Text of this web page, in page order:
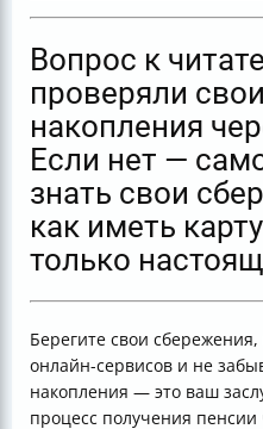
Вопрос к
проверяли
накопления
Если нет —
знать свои
как иметь
только
Берегите свои сбережения,
онлайн-сервисов и не
накопления — это ваш
процесс получения пенсии